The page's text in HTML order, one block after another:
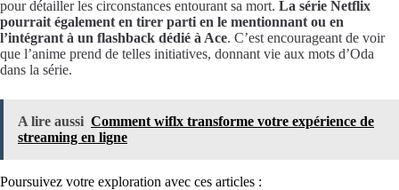
pour détailler les circonstances entourant sa mort. La série Netflix
pourrait également en tirer parti en le mentionnant ou en
l’intégrant à un flashback dédié à Ace. C’est encourageant de voir
que l’anime prend de telles initiatives, donnant vie aux mots d’Oda
dans la série.
A lire aussi Comment wiflx transforme votre expérience de
streaming en ligne
Poursuivez votre exploration avec ces articles :